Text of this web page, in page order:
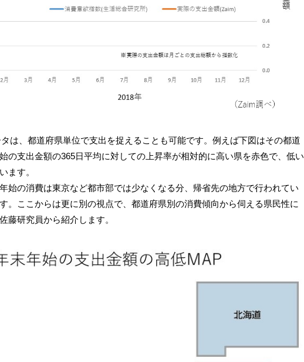
は、都道府県単位で支出を捉えることも可能です。例えば下図はその都道
の支出金額の365日平均に対しての上昇率が相対的に高い県を赤色で、低い
ます。
始の消費は東京など都市部では少なくなる分、帰省先の地方で行われてい
。ここからは更に別の視点で、都道府県別の消費傾向から伺える県民性に
藤研究員から紹介します。